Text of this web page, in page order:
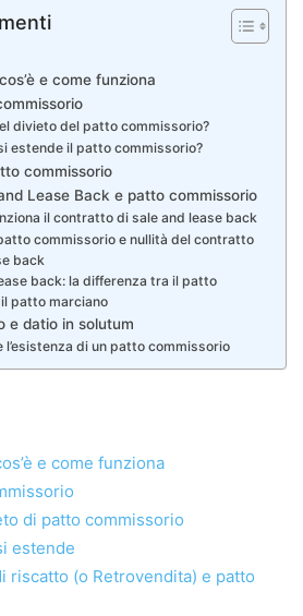
e come funziona
divieto del patto commissorio?
estende il patto commissorio?
commissorio
Lease Back e patto commissorio
il contratto di sale and lease back
commissorio e nullità del contratto
back
back: la differenza tra il patto
patto marciano
e datio in solutum
l’esistenza di un patto commissorio
e come funziona
di patto commissorio
estende
riscatto (o Retrovendita) e patto